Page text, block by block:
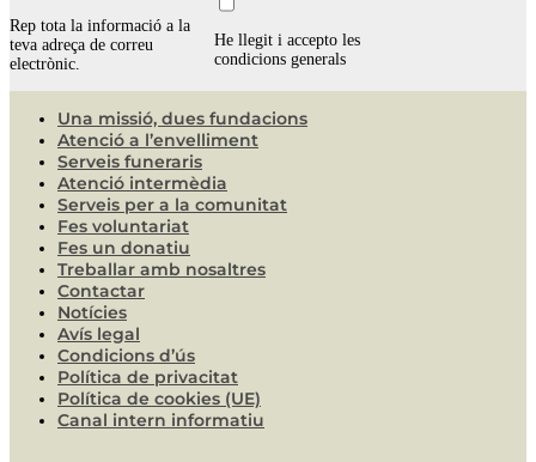
Rep tota la informació a la
teva adreça de correu
electrònic.
He llegit i accepto les
condicions generals
Una missió, dues fundacions
Atenció a l’envelliment
Serveis funeraris
Atenció intermèdia
Serveis per a la comunitat
Fes voluntariat
Fes un donatiu
Treballar amb nosaltres
Contactar
Notícies
Avís legal
Condicions d’ús
Política de privacitat
Política de cookies (UE)
Canal intern informatiu